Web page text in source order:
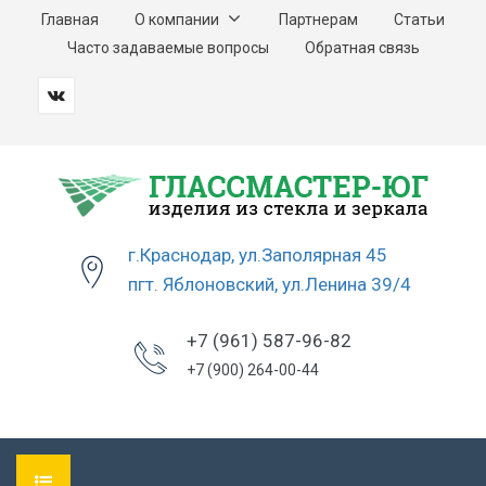
Главная О компании Партнерам
Статьи
Часто задаваемые вопросы
Обратная связь
г.Краснодар, ул.Заполярная 45
пгт. Яблоновский, ул.Ленина 39/4
+7 (961) 587-96-82
+7 (900) 264-00-44